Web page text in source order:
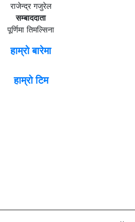
राजेन्द्र गजुरेल
सम्बाददाता
पूर्णिमा तिमल्सिना
हाम्रो बारेमा
हाम्रो टिम